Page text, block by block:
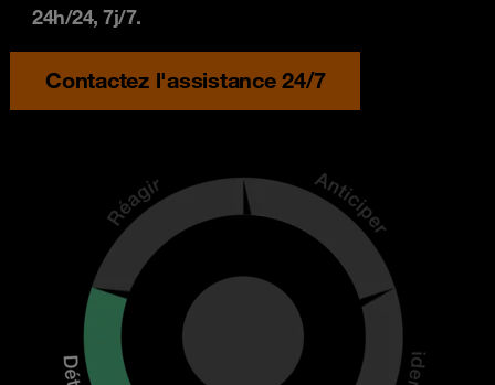
24h/24, 7j/7.
Contactez l'assistance 24/7